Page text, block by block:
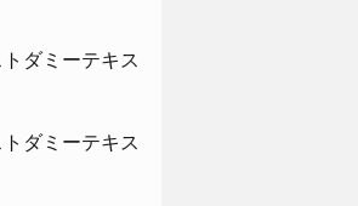
ダミーテキス
ダミーテキス